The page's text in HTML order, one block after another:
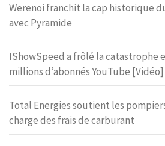
Werenoi franchit la cap historique
avec Pyramide
IShowSpeed a frôlé la catastrophe
millions d’abonnés YouTube [Vidéo]
Total Energies soutient les
charge des frais de carburant